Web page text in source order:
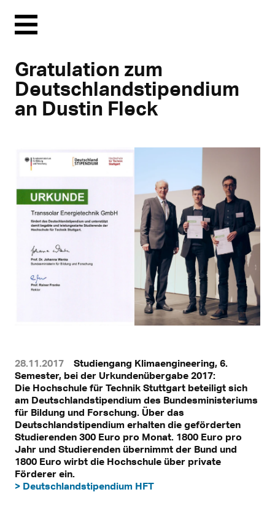
Menu
Gratulation zum
Deutschlandstipendium
an Dustin Fleck
28.11.2017
Studiengang Klimaengineering, 6.
Semester, bei der Urkundenübergabe 2017:
Die Hochschule für Technik Stuttgart beteiligt sich
am Deutschlandstipendium des Bundesministeriums
für Bildung und Forschung. Über das
Deutschlandstipendium erhalten die geförderten
Studierenden 300 Euro pro Monat. 1800 Euro pro
Jahr und Studierenden übernimmt der Bund und
1800 Euro wirbt die Hochschule über private
Förderer ein.
> Deutschlandstipendium HFT